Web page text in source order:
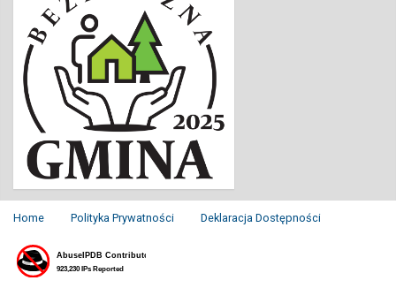
Home Polityka Prywatności Deklaracja Dostępności